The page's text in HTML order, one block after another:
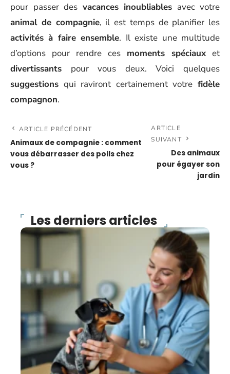
pour passer des vacances inoubliables avec votre
animal de compagnie, il est temps de planifier les
activités à faire ensemble. Il existe une multitude
d’options pour rendre ces moments spéciaux et
divertissants pour vous deux. Voici quelques
suggestions qui raviront certainement votre fidèle
compagnon.
ARTICLE PRÉCÉDENT
Animaux de compagnie : comment
vous débarrasser des poils chez
vous ?
ARTICLE
SUIVANT
Des animaux
pour égayer son
jardin
Les derniers articles